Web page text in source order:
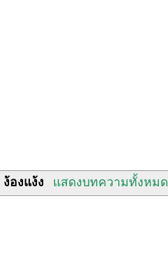
ง้องแง้ง แสดงบทความทั้งหมด